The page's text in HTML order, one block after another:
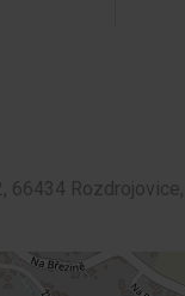
66434 Rozdrojovice,